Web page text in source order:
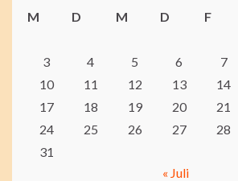
M
D M D F
3
4 5 6 7
10
11 12 13 14
17
18 19 20 21
24
25 26 27 28
31
« Juli